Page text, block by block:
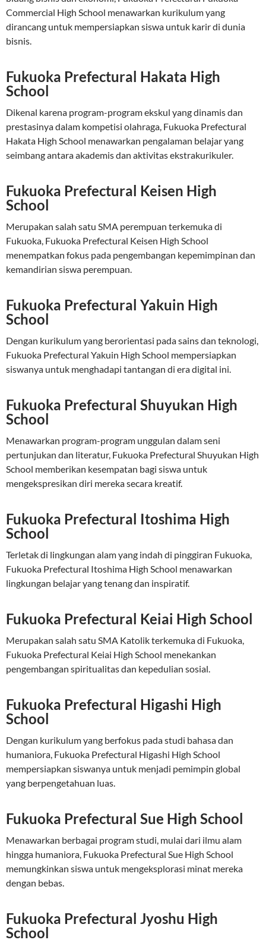
Commercial High School menawarkan kurikulum yang
dirancang untuk mempersiapkan siswa untuk karir di dunia
bisnis.
Fukuoka Prefectural Hakata High
School
Dikenal karena program-program ekskul yang dinamis dan
prestasinya dalam kompetisi olahraga, Fukuoka Prefectural
Hakata High School menawarkan pengalaman belajar yang
seimbang antara akademis dan aktivitas ekstrakurikuler.
Fukuoka Prefectural Keisen High
School
Merupakan salah satu SMA perempuan terkemuka di
Fukuoka, Fukuoka Prefectural Keisen High School
menempatkan fokus pada pengembangan kepemimpinan dan
kemandirian siswa perempuan.
Fukuoka Prefectural Yakuin High
School
Dengan kurikulum yang berorientasi pada sains dan teknologi,
Fukuoka Prefectural Yakuin High School mempersiapkan
siswanya untuk menghadapi tantangan di era digital ini.
Fukuoka Prefectural Shuyukan High
School
Menawarkan program-program unggulan dalam seni
pertunjukan dan literatur, Fukuoka Prefectural Shuyukan High
School memberikan kesempatan bagi siswa untuk
mengekspresikan diri mereka secara kreatif.
Fukuoka Prefectural Itoshima High
School
Terletak di lingkungan alam yang indah di pinggiran Fukuoka,
Fukuoka Prefectural Itoshima High School menawarkan
lingkungan belajar yang tenang dan inspiratif.
Fukuoka Prefectural Keiai High School
Merupakan salah satu SMA Katolik terkemuka di Fukuoka,
Fukuoka Prefectural Keiai High School menekankan
pengembangan spiritualitas dan kepedulian sosial.
Fukuoka Prefectural Higashi High
School
Dengan kurikulum yang berfokus pada studi bahasa dan
humaniora, Fukuoka Prefectural Higashi High School
mempersiapkan siswanya untuk menjadi pemimpin global
yang berpengetahuan luas.
Fukuoka Prefectural Sue High School
Menawarkan berbagai program studi, mulai dari ilmu alam
hingga humaniora, Fukuoka Prefectural Sue High School
memungkinkan siswa untuk mengeksplorasi minat mereka
dengan bebas.
Fukuoka Prefectural Jyoshu High
School